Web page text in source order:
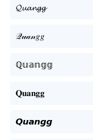
𝓠𝓾𝓪𝓷𝓰𝓰
𝒬𝓊𝒶𝓃𝑔𝑔
ℚ𝕦𝕒𝕟𝕘𝕘
𝐐𝐮𝐚𝐧𝐠𝐠
𝙌𝙪𝙖𝙣𝙜𝙜